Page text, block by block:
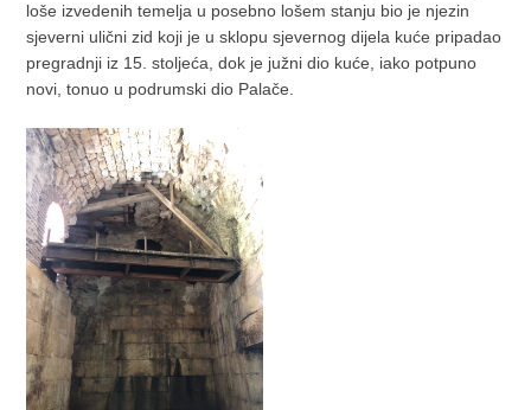
loše izvedenih temelja u posebno lošem stanju bio je njezin
sjeverni ulični zid koji je u sklopu sjevernog dijela kuće pripadao
pregradnji iz 15. stoljeća, dok je južni dio kuće, iako potpuno
novi, tonuo u podrumski dio Palače.